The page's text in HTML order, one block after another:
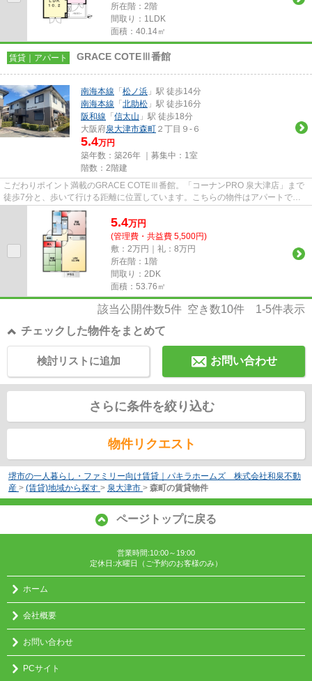
所在階：2階
間取り：1LDK
面積：40.14㎡
賃貸｜アパート GRACE COTEⅢ番館
南海本線 「 松ノ浜 」駅 徒歩14分
南海本線 「 北助松 」駅 徒歩16分
阪和線 「 信太山 」駅 徒歩18分
大阪府泉大津市森町 ２丁目９-６
5.4万円
築年数：築26年 ｜募集中： 1室
階数：2階建
こだわりポイント満載のGRACE COTEⅢ番館。「コーナンPRO 泉大津店」まで
徒歩7分と、歩いて行ける距離に位置しています。こちらの物件はアパートで
す。自走式駐車場が併設されたアパー...
5.4万円
(管理費・共益費 5,500円)
敷：2万円｜礼：8万円
所在階：1階
間取り：2DK
面積：53.76㎡
該当公開件数5件 空き数10件 1-5件表示
チェックした物件をまとめて
お問い合わせ
検討リストに追加
さらに条件を絞り込む
物件リクエスト
堺市の一人暮らし・ファミリー向け賃貸｜パキラホームズ 株式会社和泉不動
産 > (賃貸)地域から探す > 泉大津市 > 森町の賃貸物件
ページトップに戻る
営業時間:10:00～19:00
定休日:水曜日（ご予約のお客様のみ）
ホーム
会社概要
お問い合わせ
PCサイト